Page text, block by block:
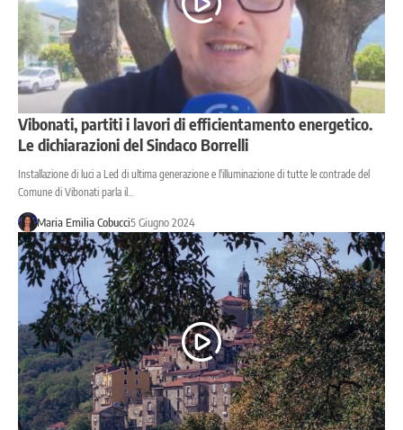
Vibonati, partiti i lavori di efficientamento energetico.
Le dichiarazioni del Sindaco Borrelli
Installazione di luci a Led di ultima generazione e l'illuminazione di tutte le contrade del
Comune di Vibonati parla il…
Maria Emilia Cobucci5 Giugno 2024